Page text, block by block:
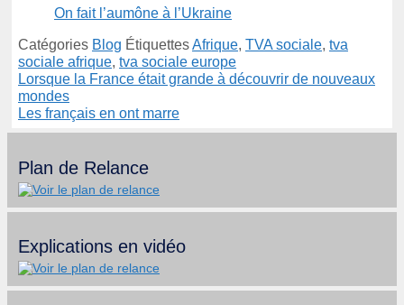
On fait l’aumône à l’Ukraine
Catégories Blog ÉtiquettesAfrique, TVA sociale, tva
sociale afrique, tva sociale europe
Lorsque la France était grande à découvrir de nouveaux
mondes
Les français en ont marre
Plan de Relance
Explications en vidéo